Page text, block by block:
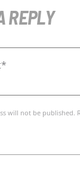
REPLY
will not be published.